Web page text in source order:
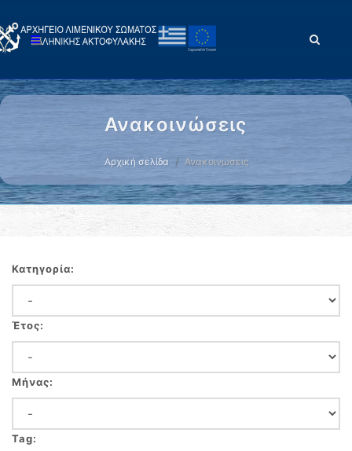
Ανακοινώσεις
Αρχική σελίδα Ανακοινώσεις
Κατηγορία:
Έτος:
Μήνας:
Tag: